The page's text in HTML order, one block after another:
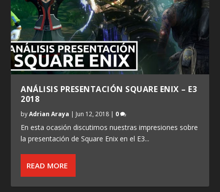
ANÁLISIS PRESENTACIÓN SQUARE ENIX – E3
2018
byAdrian Araya | Jun 12, 2018 | 0
En esta ocasión discutimos nuestras impresiones sobre
la presentación de Square Enix en el E3...
READ MORE